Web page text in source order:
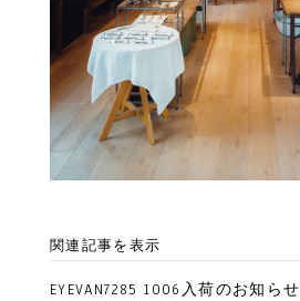
関連記事を表示
EYEVAN7285 1006入荷のお知らせ